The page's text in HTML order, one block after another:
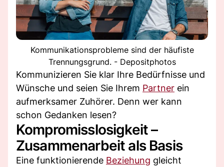
Kommunikationsprobleme sind der häufiste
Trennungsgrund. - Depositphotos
Kommunizieren Sie klar Ihre Bedürfnisse und
Wünsche und seien Sie Ihrem Partner ein
aufmerksamer Zuhörer. Denn wer kann
schon Gedanken lesen?
Kompromisslosigkeit –
Zusammenarbeit als Basis
Eine funktionierende Beziehung gleicht